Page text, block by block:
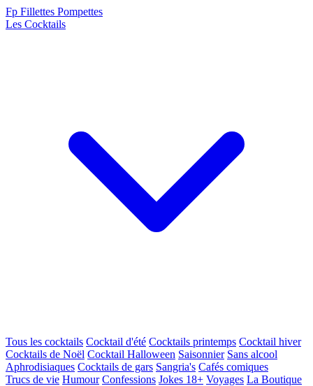
Fp Fillettes Pompettes
Les Cocktails
Tous les cocktails Cocktail d'été Cocktails printemps Cocktail hiver
Cocktails de Noël Cocktail Halloween Saisonnier Sans alcool
Aphrodisiaques Cocktails de gars Sangria's Cafés comiques
Trucs de vie Humour Confessions Jokes 18+ Voyages La Boutique